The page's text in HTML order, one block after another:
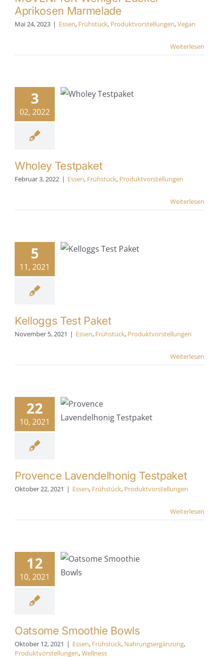
Aprikosen Marmelade
Mai 24, 2023 | Essen, Frühstück, Produktvorstellungen,Vegan
Weiterlesen
3
02, 2022
Frühstück
Wholey Testpaket
Februar 3, 2022 | Essen, Frühstück, Produktvorstellungen
Weiterlesen
5
11, 2021
Frühstück
Kelloggs Test Paket
November 5, 2021 | Essen, Frühstück, Produktvorstellungen
Weiterlesen
22
10, 2021
Frühstück
Provence Lavendelhonig Testpaket
Oktober 22, 2021 | Essen, Frühstück, Produktvorstellungen
Weiterlesen
12
10, 2021
Frühstück
Oatsome Smoothie Bowls
Oktober 12, 2021 | Essen, Frühstück, Nahrungsergänzung,
Produktvorstellungen,Wellness